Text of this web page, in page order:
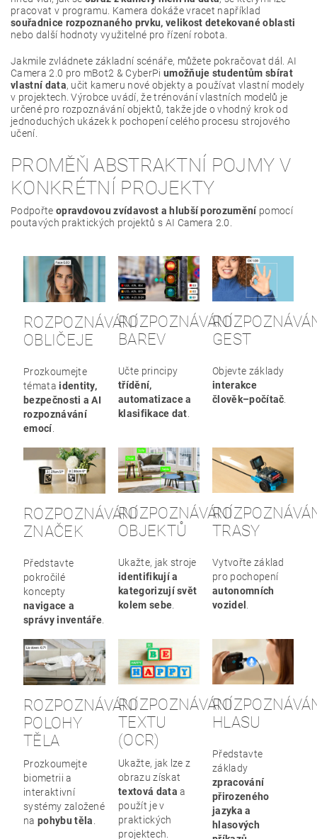
pracovat v programu. Kamera dokáže vracet například
souřadnice rozpoznaného prvku, velikost detekované oblasti
nebo další hodnoty využitelné pro řízení robota.
Jakmile zvládnete základní scénáře, můžete pokračovat dál. AI
Camera 2.0 pro mBot2 & CyberPi umožňuje studentům sbírat
vlastní data, učit kameru nové objekty a používat vlastní modely
v projektech. Výrobce uvádí, že trénování vlastních modelů je
určené pro rozpoznávání objektů, takže jde o vhodný krok od
jednoduchých ukázek k pochopení celého procesu strojového
učení.
PROMĚŇ ABSTRAKTNÍ POJMY V
KONKRÉTNÍ PROJEKTY
Podpořte opravdovou zvídavost a hlubší porozumění pomocí
poutavých praktických projektů s AI Camera 2.0.
ROZPOZNÁVÁNÍ
OBLIČEJE
Prozkoumejte
témataidentity,
bezpečnosti a AI
rozpoznávání
emocí
ROZPOZNÁVÁNÍ
BAREV
Učte principy
třídění,
automatizace a
klasifikace dat.
GEST
Objevte základy
interakce
člověk–počítač.
ROZPOZNÁVÁNÍ
ZNAČEK
Představte
pokročilé
koncepty
navigace a
správy inventáře
ROZPOZNÁVÁNÍ
OBJEKTŮ
Ukažte, jak stroje
identifikují a
kategorizují svět
kolem sebe.
TRASY
Vytvořte základ
pro pochopení
autonomních
vozidel .
ROZPOZNÁVÁNÍ
POLOHY
TĚLA
Prozkoumejte
biometrii a
interaktivní
systémy založené
na pohybu těla
ROZPOZNÁVÁNÍ
TEXTU
(OCR)
Ukažte, jak lze z
obrazu získat
textová data a
použít je v
praktických
projektech.
HLASU
Představte
základy
zpracování
přirozeného
jazyka a
hlasových